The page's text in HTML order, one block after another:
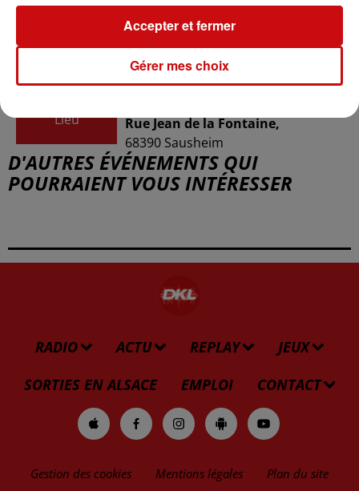
0783795475
tresorerie@concordia.asso.fr
Lieu
Rue Jean de la Fontaine,
68390 Sausheim
D'AUTRES ÉVÉNEMENTS QUI
POURRAIENT VOUS INTÉRESSER
RADIO ACTU REPLAY
JEUX
SORTIES EN ALSACE
EMPLOI CONTACT
Gestion des cookies Mentions légales Plan du site
Gérer mes choix
Accepter et fermer